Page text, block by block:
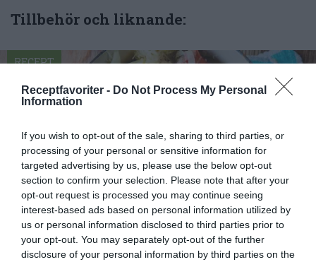
Receptfavoriter - Do Not Process My Personal
Information
If you wish to opt-out of the sale, sharing to third parties, or
processing of your personal or sensitive information for
targeted advertising by us, please use the below opt-out
section to confirm your selection. Please note that after your
opt-out request is processed you may continue seeing
interest-based ads based on personal information utilized by
us or personal information disclosed to third parties prior to
your opt-out. You may separately opt-out of the further
disclosure of your personal information by third parties on the
Tillbehör och liknande:
Choucroute surkålsgryta från Alsace
RECEPT